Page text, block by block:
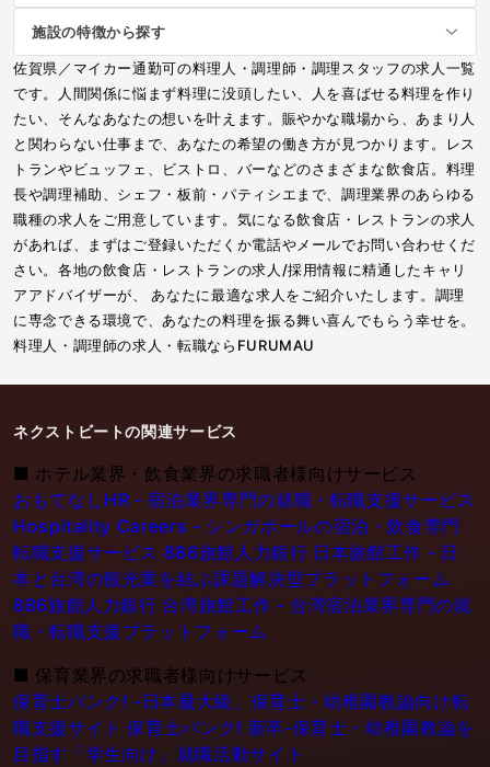
施設の特徴から探す
佐賀県／マイカー通勤可の料理人・調理師・調理スタッフの求人一覧
です。人間関係に悩まず料理に没頭したい、人を喜ばせる料理を作り
たい、そんなあなたの想いを叶えます。賑やかな職場から、あまり人
と関わらない仕事まで、あなたの希望の働き方が見つかります。レス
トランやビュッフェ、ビストロ、バーなどのさまざまな飲食店。料理
長や調理補助、シェフ・板前・パティシエまで、調理業界のあらゆる
職種の求人をご用意しています。気になる飲食店・レストランの求人
があれば、まずはご登録いただくか電話やメールでお問い合わせくだ
さい。各地の飲食店・レストランの求人/採用情報に精通したキャリ
アアドバイザーが、 あなたに最適な求人をご紹介いたします。調理
に専念できる環境で、あなたの料理を振る舞い喜んでもらう幸せを。
料理人・調理師の求人・転職ならFURUMAU
ネクストビートの関連サービス
■ ホテル業界・飲食業界の求職者様向けサービス
おもてなしHR - 宿泊業界専門の就職・転職支援サービス
Hospitality Careers - シンガポールの宿泊・飲食専門
転職支援サービス 886旅館人力銀行 日本旅館工作 - 日
本と台湾の観光業を結ぶ課題解決型プラットフォーム
886旅館人力銀行 台湾旅館工作 - 台湾宿泊業界専門の就
職・転職支援プラットフォーム
■ 保育業界の求職者様向けサービス
保育士バンク! -日本最大級。保育士・幼稚園教論向け転
職支援サイト 保育士バンク! 新卒-保育士・幼稚園教論を
目指す「学生向け」就職活動サイト